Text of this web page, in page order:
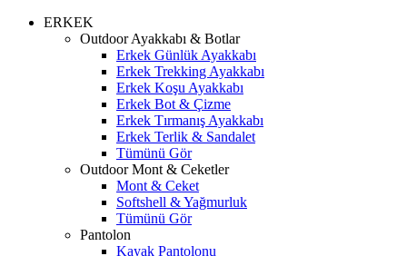
ERKEK
Outdoor Ayakkabı & Botlar
Erkek Günlük Ayakkabı
Erkek Trekking Ayakkabı
Erkek Koşu Ayakkabı
Erkek Bot & Çizme
Erkek Tırmanış Ayakkabı
Erkek Terlik & Sandalet
Tümünü Gör
Outdoor Mont & Ceketler
Mont & Ceket
Softshell & Yağmurluk
Tümünü Gör
Pantolon
Kayak Pantolonu